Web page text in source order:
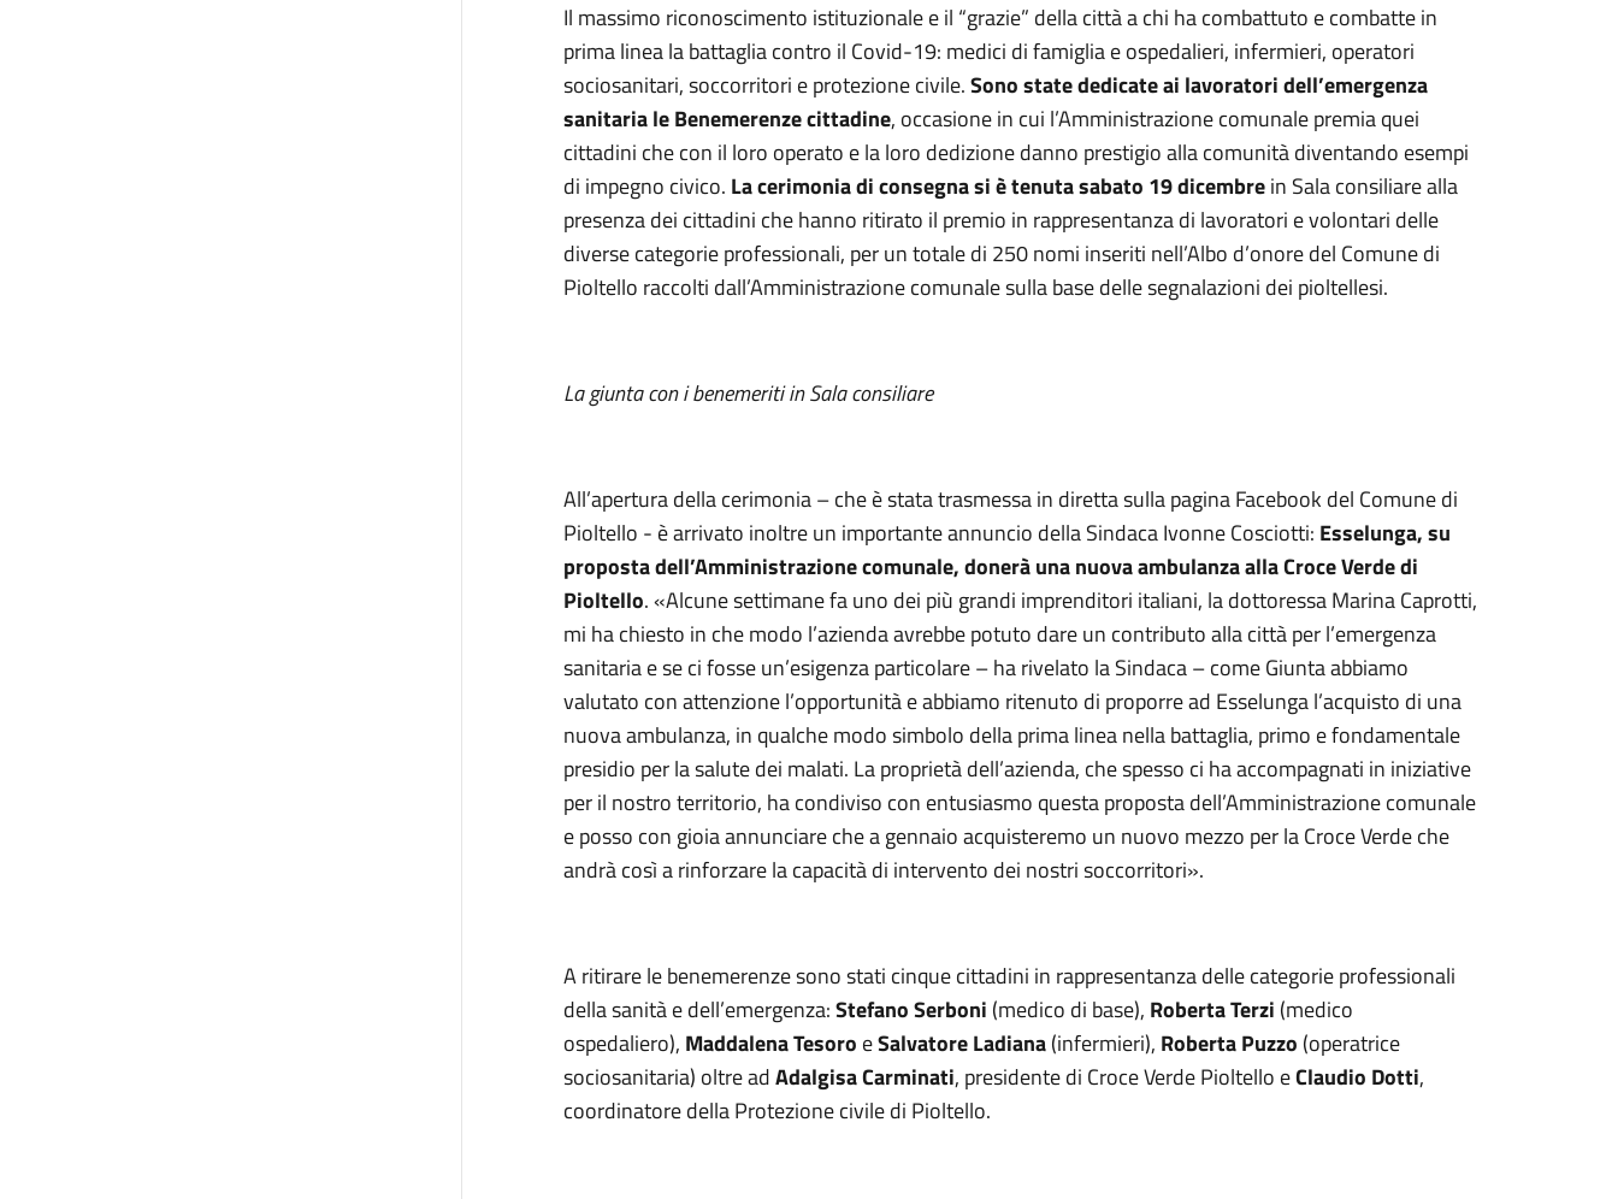
Il massimo riconoscimento istituzionale e il “grazie” della città a chi ha combattuto e combatte in
prima linea la battaglia contro il Covid-19: medici di famiglia e ospedalieri, infermieri, operatori
sociosanitari, soccorritori e protezione civile.Sono state dedicate ai lavoratori dell’emergenza
sanitaria le Benemerenze cittadine, occasione in cui l’Amministrazione comunale premia quei
cittadini che con il loro operato e la loro dedizione danno prestigio alla comunità diventando esempi
di impegno civico. La cerimonia di consegna si è tenuta sabato 19 dicembrein Sala consiliare alla
presenza dei cittadini che hanno ritirato il premio in rappresentanza di lavoratori e volontari delle
diverse categorie professionali, per un totale di 250 nomi inseriti nell’Albo d’onore del Comune di
Pioltello raccolti dall’Amministrazione comunale sulla base delle segnalazioni dei pioltellesi.
La giunta con i benemeriti in Sala consiliare
All’apertura della cerimonia – che è stata trasmessa in diretta sulla pagina Facebook del Comune di
Pioltello - è arrivato inoltre un importante annuncio della Sindaca Ivonne Cosciotti: Esselunga, su
proposta dell’Amministrazione comunale, donerà una nuova ambulanza alla Croce Verde di
Pioltello. «Alcune settimane fa uno dei più grandi imprenditori italiani, la dottoressa Marina Caprotti,
mi ha chiesto in che modo l’azienda avrebbe potuto dare un contributo alla città per l’emergenza
sanitaria e se ci fosse un’esigenza particolare – ha rivelato la Sindaca – come Giunta abbiamo
valutato con attenzione l’opportunità e abbiamo ritenuto di proporre ad Esselunga l’acquisto di una
nuova ambulanza, in qualche modo simbolo della prima linea nella battaglia, primo e fondamentale
presidio per la salute dei malati. La proprietà dell’azienda, che spesso ci ha accompagnati in iniziative
per il nostro territorio, ha condiviso con entusiasmo questa proposta dell’Amministrazione comunale
e posso con gioia annunciare che a gennaio acquisteremo un nuovo mezzo per la Croce Verde che
andrà così a rinforzare la capacità di intervento dei nostri soccorritori».
A ritirare le benemerenze sono stati cinque cittadini in rappresentanza delle categorie professionali
della sanità e dell’emergenza:Stefano Serboni (medico di base), Roberta Terzi (medico
ospedaliero), Maddalena Tesoro eSalvatore Ladiana(infermieri), Roberta Puzzo (operatrice
sociosanitaria) oltre adAdalgisa Carminati, presidente di Croce Verde Pioltello eClaudio Dotti,
coordinatore della Protezione civile di Pioltello.